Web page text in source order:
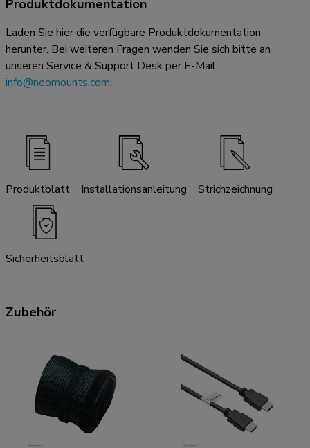
Produktdokumentation
Laden Sie hier die verfügbare Produktdokumentation
herunter. Bei weiteren Fragen wenden Sie sich bitte an
unseren Service & Support Desk per E-Mail:
info@neomounts.com.
Produktblatt Installationsanleitung Strichzeichnung
Sicherheitsblatt
Zubehör